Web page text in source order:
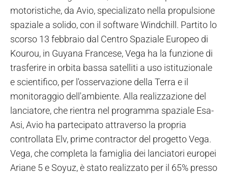
motoristiche, da Avio, specializato nella propulsione
spaziale a solido, con il software Windchill. Partito lo
scorso 13 febbraio dal Centro Spaziale Europeo di
Kourou, in Guyana Francese, Vega ha la funzione di
trasferire in orbita bassa satelliti a uso istituzionale
e scientifico, per l'osservazione della Terra e il
monitoraggio dell'ambiente. Alla realizzazione del
lanciatore, che rientra nel programma spaziale Esa-
Asi, Avio ha partecipato attraverso la propria
controllata Elv, prime contractor del progetto Vega.
Vega, che completa la famiglia dei lanciatori europei
Ariane 5 e Soyuz, è stato realizzato per il 65% presso